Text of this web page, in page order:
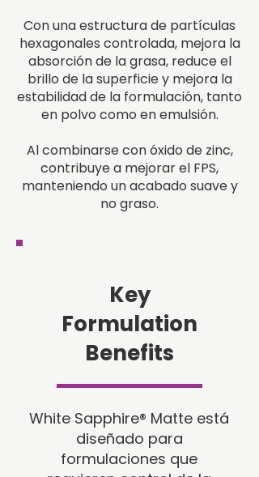
Con una estructura de partículas
hexagonales controlada, mejora la
absorción de la grasa, reduce el
brillo de la superficie y mejora la
estabilidad de la formulación, tanto
en polvo como en emulsión.
Al combinarse con óxido de zinc,
contribuye a mejorar el FPS,
manteniendo un acabado suave y
no graso.
Key
Formulation
Benefits
White Sapphire® Matte está
diseñado para
formulaciones que